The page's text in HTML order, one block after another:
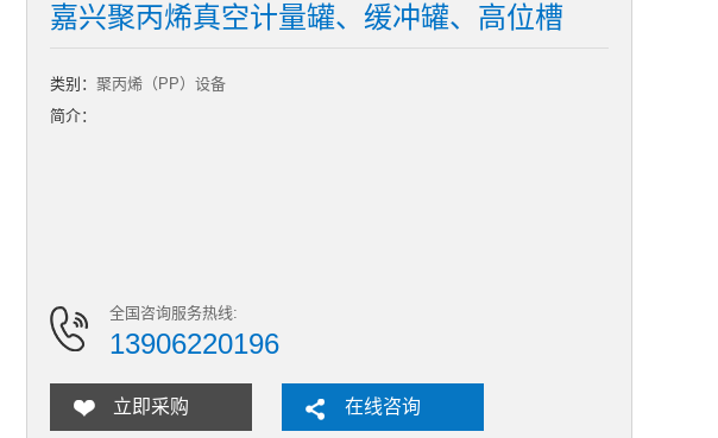
嘉兴聚丙烯真空计量罐、缓冲罐、高位槽
类别： 聚丙烯（PP）设备
简介：
全国咨询服务热线:
13906220196
立即采购 在线咨询